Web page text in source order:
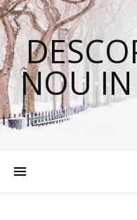
NOU IN